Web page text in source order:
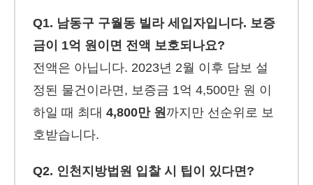
Q1. 남동구 구월동 빌라 세입자입니다. 보증
금이 1억 원이면 전액 보호되나요?
전액은 아닙니다. 2023년 2월 이후 담보 설
정된 물건이라면, 보증금 1억 4,500만 원 이
하일 때 최대 4,800만 원 까지만 선순위로 보
호받습니다.
Q2. 인천지방법원 입찰 시 팁이 있다면?